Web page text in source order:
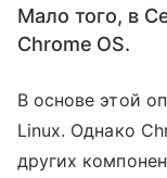
Мало того, в
Chrome OS.
В основе этой
Linux. Однако
других